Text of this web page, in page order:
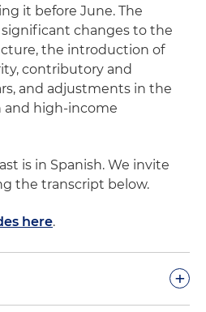
it before June. The
changes to the
the introduction of
contributory and
and adjustments in the
and high-income
is in Spanish. We invite
the transcript below.
here.
+